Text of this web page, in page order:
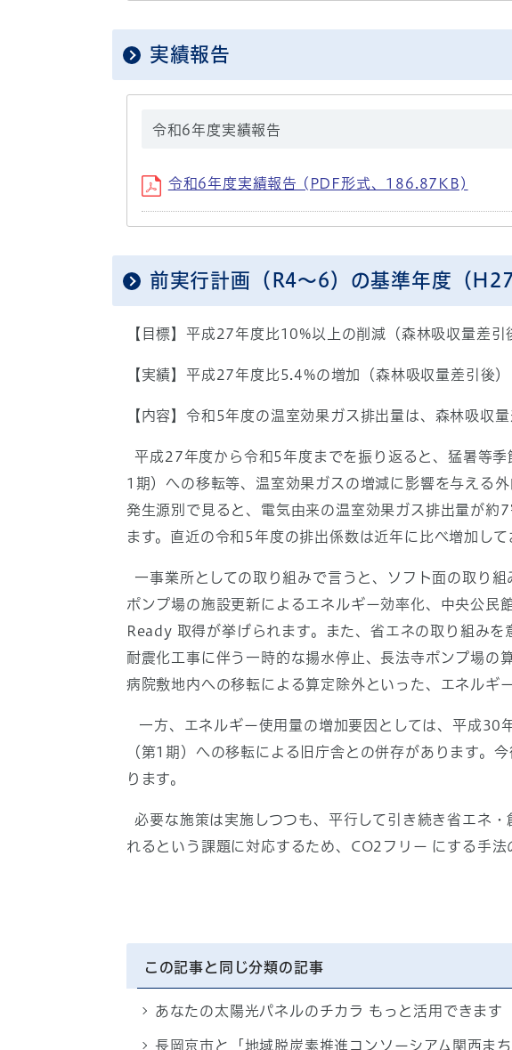
実績報告
令和6年度実績報告
令和6年度実績報告 (PDF形式、186.87KB)
前実行計画（R4～6）の基準年度（
【目標】平成27年度比10%以上の削減（森林吸収量差引
【実績】平成27年度比5.4%の増加（森林吸収量差引後）
【内容】令和5年度の温室効果ガス排出量は、森林吸収
平成27年度から令和5年度までを振り返ると、猛暑等
1期）への移転等、温室効果ガスの増減に影響を与える
発生源別で見ると、電気由来の温室効果ガス排出量が約
ます。直近の令和5年度の排出係数は近年に比べ増加し
一事業所としての取り組みで言うと、ソフト面の取り
ポンプ場の施設更新によるエネルギー効率化、中央公
Ready 取得が挙げられます。また、省エネの取り組み
耐震化工事に伴う一時的な揚水停止、長法寺ポンプ場の
病院敷地内への移転による算定除外といった、エネルギ
一方、エネルギー使用量の増加要因としては、平成30
（第1期）への移転による旧庁舎との併存があります。
ります。
必要な施策は実施しつつも、平行して引き続き省エネ
れるという課題に対応するため、CO2フリー にする手法
この記事と同じ分類の記事
あなたの太陽光パネルのチカラ もっと活用できます
長岡京市と「地域脱炭素推進コンソーシアム関西ま